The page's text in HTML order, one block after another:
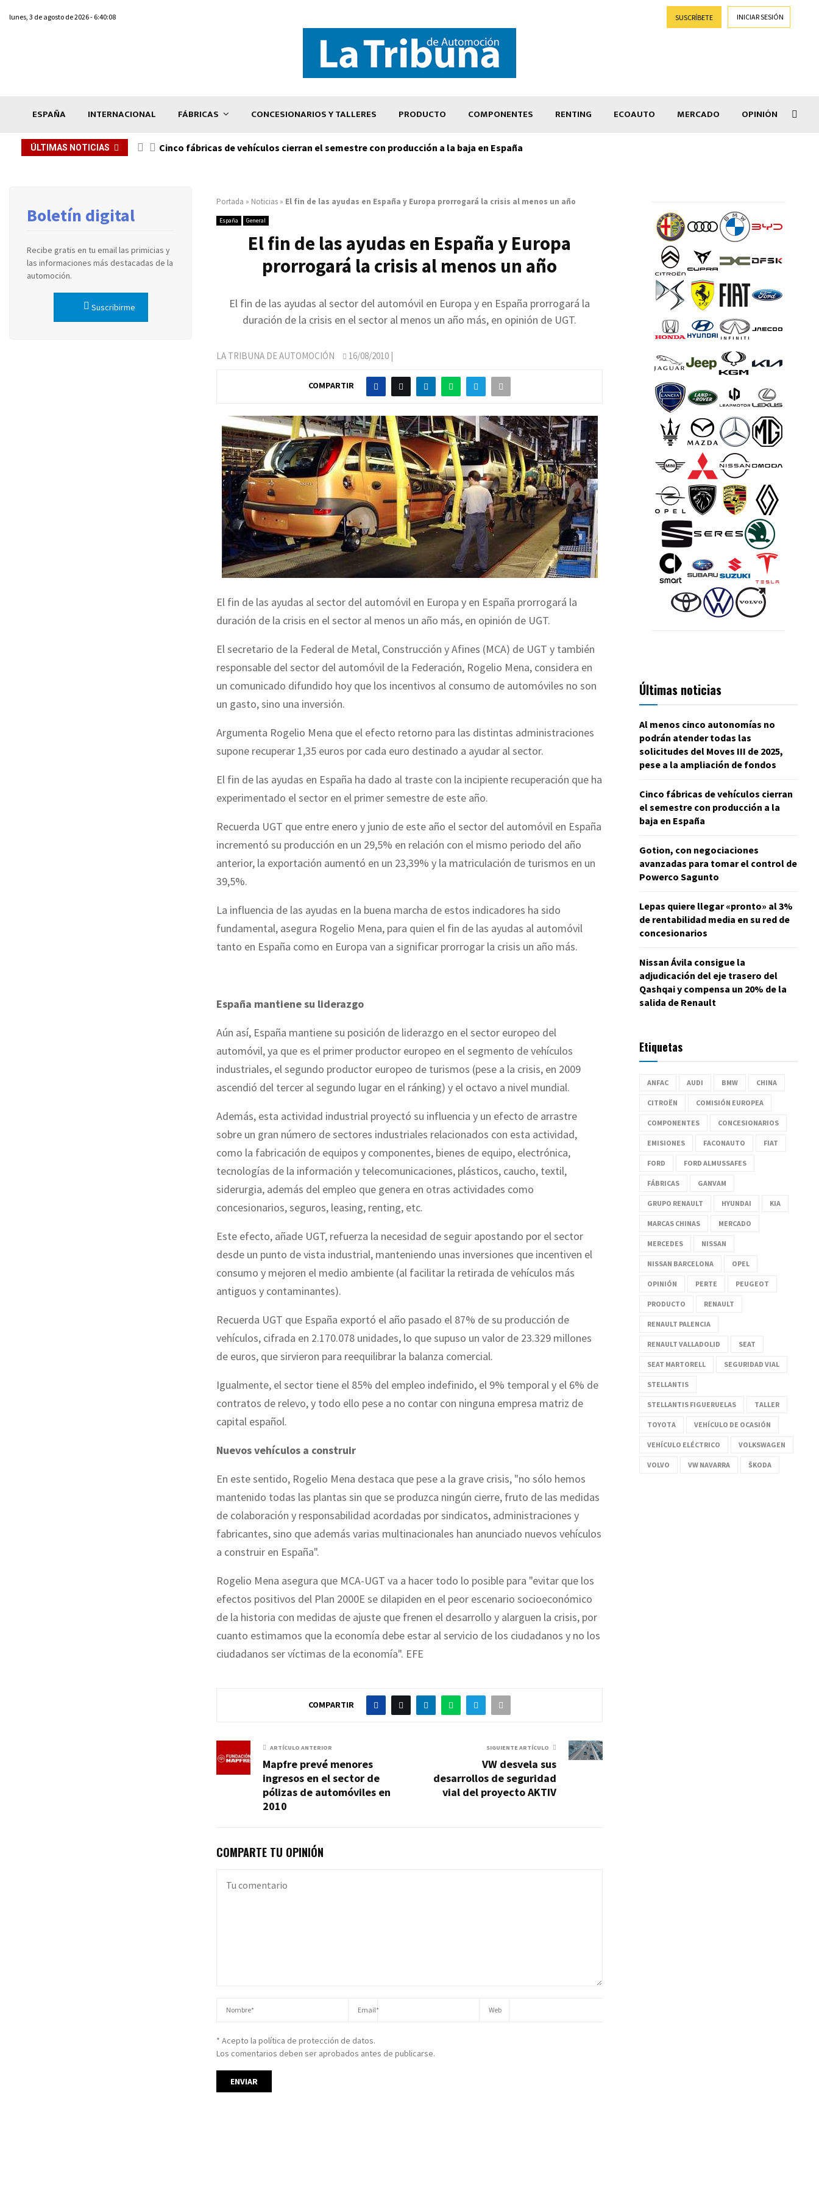
lunes, 3 de agosto de 2026 - 6:40:08 SUSCRÍBETE INICIAR SESIÓN
ESPAÑA INTERNACIONAL FÁBRICAS CONCESIONARIOS Y TALLERES PRODUCTO COMPONENTES RENTING ECOAUTO MERCADO OPINIÓN
ÚLTIMAS NOTICIAS Cinco fábricas de vehículos cierran el semestre con producción a la baja en España
Portada » Noticias » El fin de las ayudas en España y Europa prorrogará la crisis al menos un año
España General
El fin de las ayudas en España y Europa
prorrogará la crisis al menos un año
El fin de las ayudas al sector del automóvil en Europa y en España prorrogará la
duración de la crisis en el sector al menos un año más, en opinión de UGT.
LA TRIBUNA DE AUTOMOCIÓN 16/08/2010 |
COMPARTIR
El fin de las ayudas al sector del automóvil en Europa y en España prorrogará la
duración de la crisis en el sector al menos un año más, en opinión de UGT.
El secretario de la Federal de Metal, Construcción y Afines (MCA) de UGT y también
responsable del sector del automóvil de la Federación, Rogelio Mena, considera en
un comunicado difundido hoy que los incentivos al consumo de automóviles no son
un gasto, sino una inversión.
Argumenta Rogelio Mena que el efecto retorno para las distintas administraciones
supone recuperar 1,35 euros por cada euro destinado a ayudar al sector.
El fin de las ayudas en España ha dado al traste con la incipiente recuperación que ha
experimentado el sector en el primer semestre de este año.
Recuerda UGT que entre enero y junio de este año el sector del automóvil en España
incrementó su producción en un 29,5% en relación con el mismo periodo del año
anterior, la exportación aumentó en un 23,39% y la matriculación de turismos en un
39,5%.
La influencia de las ayudas en la buena marcha de estos indicadores ha sido
fundamental, asegura Rogelio Mena, para quien el fin de las ayudas al automóvil
tanto en España como en Europa van a significar prorrogar la crisis un año más.
España mantiene su liderazgo
Aún así, España mantiene su posición de liderazgo en el sector europeo del
automóvil, ya que es el primer productor europeo en el segmento de vehículos
industriales, el segundo productor europeo de turismos (pese a la crisis, en 2009
ascendió del tercer al segundo lugar en el ránking) y el octavo a nivel mundial.
Además, esta actividad industrial proyectó su influencia y un efecto de arrastre
sobre un gran número de sectores industriales relacionados con esta actividad,
como la fabricación de equipos y componentes, bienes de equipo, electrónica,
tecnologías de la información y telecomunicaciones, plásticos, caucho, textil,
siderurgia, además del empleo que genera en otras actividades como
concesionarios, seguros, leasing, renting, etc.
Este efecto, añade UGT, refuerza la necesidad de seguir apostando por el sector
desde un punto de vista industrial, manteniendo unas inversiones que incentiven el
consumo y mejoren el medio ambiente (al facilitar la retirada de vehículos más
antiguos y contaminantes).
Recuerda UGT que España exportó el año pasado el 87% de su producción de
vehículos, cifrada en 2.170.078 unidades, lo que supuso un valor de 23.329 millones
de euros, que sirvieron para reequilibrar la balanza comercial.
Igualmente, el sector tiene el 85% del empleo indefinido, el 9% temporal y el 6% de
contratos de relevo, y todo ello pese a no contar con ninguna empresa matriz de
capital español.
Nuevos vehículos a construir
En este sentido, Rogelio Mena destaca que pese a la grave crisis, "no sólo hemos
mantenido todas las plantas sin que se produzca ningún cierre, fruto de las medidas
de colaboración y responsabilidad acordadas por sindicatos, administraciones y
fabricantes, sino que además varias multinacionales han anunciado nuevos vehículos
a construir en España".
Rogelio Mena asegura que MCA-UGT va a hacer todo lo posible para "evitar que los
efectos positivos del Plan 2000E se dilapiden en el peor escenario socioeconómico
de la historia con medidas de ajuste que frenen el desarrollo y alarguen la crisis, por
cuanto estimamos que la economía debe estar al servicio de los ciudadanos y no los
ciudadanos ser víctimas de la economía". EFE
COMPARTIR
ARTÍCULO ANTERIOR
Mapfre prevé menores
ingresos en el sector de
pólizas de automóviles en
2010
SIGUIENTE ARTÍCULO
VW desvela sus
desarrollos de seguridad
vial del proyecto AKTIV
COMPARTE TU OPINIÓN
* Acepto la política de protección de datos.
Los comentarios deben ser aprobados antes de publicarse.
Boletín digital
Recibe gratis en tu email las primicias y
las informaciones más destacadas de la
automoción.
Suscribirme
Últimas noticias
Al menos cinco autonomías no
podrán atender todas las
solicitudes del Moves III de 2025,
pese a la ampliación de fondos
Cinco fábricas de vehículos cierran
el semestre con producción a la
baja en España
Gotion, con negociaciones
avanzadas para tomar el control de
Powerco Sagunto
Lepas quiere llegar «pronto» al 3%
de rentabilidad media en su red de
concesionarios
Nissan Ávila consigue la
adjudicación del eje trasero del
Qashqai y compensa un 20% de la
salida de Renault
Etiquetas
ANFAC AUDI BMW CHINA
CITROËN COMISIÓN EUROPEA
COMPONENTES CONCESIONARIOS
EMISIONES FACONAUTO FIAT
FORD FORD ALMUSSAFES
FÁBRICAS GANVAM
GRUPO RENAULT HYUNDAI KIA
MARCAS CHINAS MERCADO
MERCEDES NISSAN
NISSAN BARCELONA OPEL
OPINIÓN PERTE PEUGEOT
PRODUCTO RENAULT
RENAULT PALENCIA
RENAULT VALLADOLID SEAT
SEAT MARTORELL SEGURIDAD VIAL
STELLANTIS
STELLANTIS FIGUERUELAS TALLER
TOYOTA VEHÍCULO DE OCASIÓN
VEHÍCULO ELÉCTRICO VOLKSWAGEN
VOLVO VW NAVARRA ŠKODA